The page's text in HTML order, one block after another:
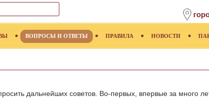
ВОПРОСЫ И ОТВЕТЫ ПРАВИЛА НОВОСТИ
дальнейших советов. Во-первых, впервые за много